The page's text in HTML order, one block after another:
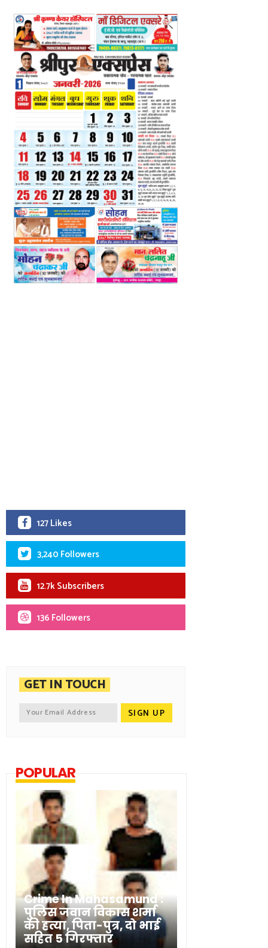
127 Likes
3,240 Followers
12.7k Subscribers
136 Followers
GET IN TOUCH
POPULAR
Crime In Mahasamund :
पुलिस जवान विकास शर्मा
की हत्या, पिता-पुत्र, दो भाई
सहित 5 गिरफ्तार